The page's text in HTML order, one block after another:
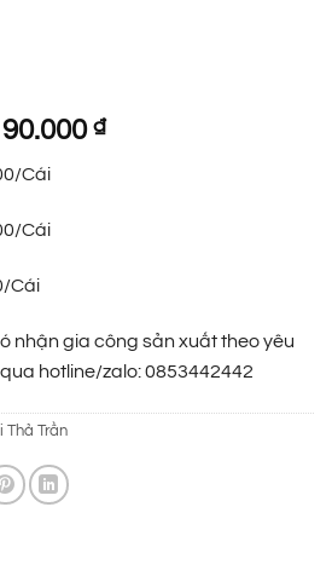
₫.
₫Giá
Cái
Cái
Cái
nhận gia công sản xuất theo yêu
hotline/zalo: 0853442442
Thả Trần